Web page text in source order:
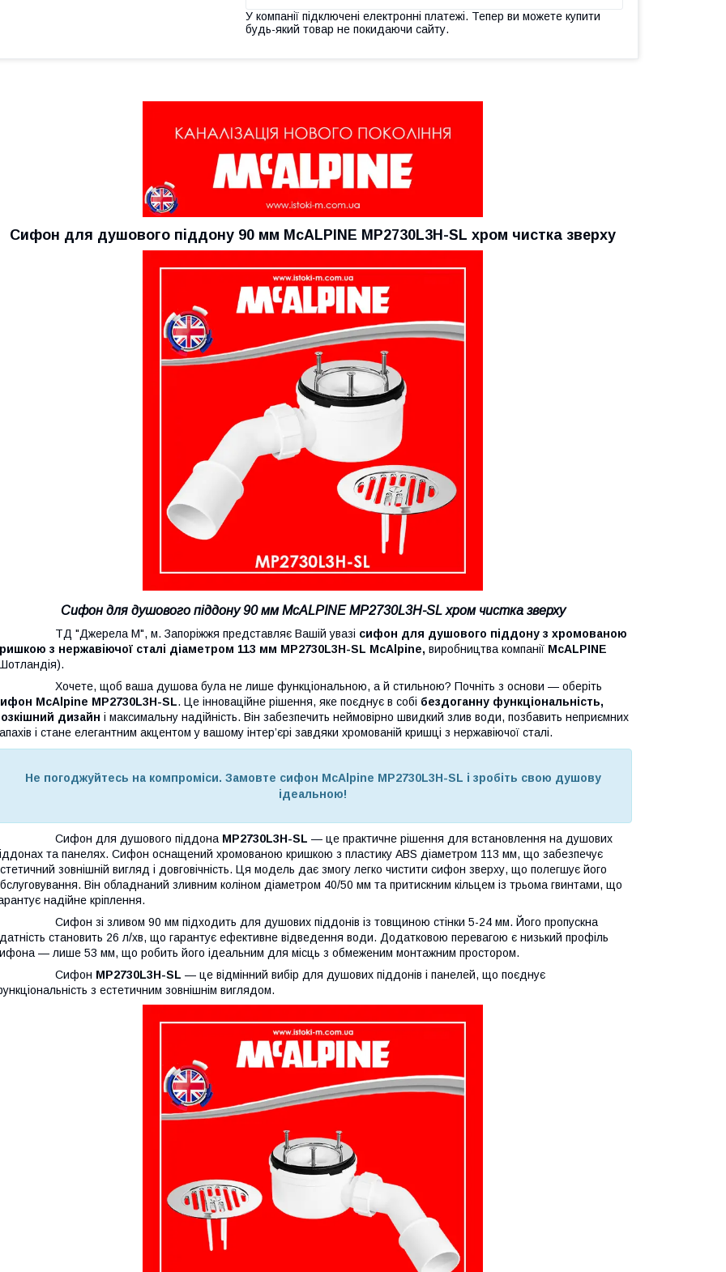
У компанії підключені електронні платежі. Тепер ви можете купити
будь-який товар не покидаючи сайту.
Сифон для душового піддону 90 мм McALPINE MP2730L3H-SL хром чистка зверху
Сифон для душового піддону 90 мм McALPINE MP2730L3H-SL хром чистка зверху
"Джерела М", м. Запоріжжя представляє Вашій увазі сифон для душового піддону з хромованою
з нержавіючої сталі діаметром 113 мм MP2730L3H-SL McAlpine, виробництва компанії McALPINE
щоб ваша душова була не лише функціональною, а й стильною? Почніть з основи — оберіть
McAlpine MP2730L3H-SL. Це інноваційне рішення, яке поєднує в собі бездоганну функціональність,
дизайн і максимальну надійність. Він забезпечить неймовірно швидкий злив води, позбавить неприємних
і стане елегантним акцентом у вашому інтер’єрі завдяки хромованій кришці з нержавіючої сталі.
Не погоджуйтесь на компроміси. Замовте сифон McAlpine MP2730L3H-SL і зробіть свою душову
ідеальною!
для душового піддона MP2730L3H-SL — це практичне рішення для встановлення на душових
та панелях. Сифон оснащений хромованою кришкою з пластику ABS діаметром 113 мм, що забезпечує
зовнішній вигляд і довговічність. Ця модель дає змогу легко чистити сифон зверху, що полегшує його
Він обладнаний зливним коліном діаметром 40/50 мм та притискним кільцем із трьома гвинтами, що
надійне кріплення.
зі зливом 90 мм підходить для душових піддонів із товщиною стінки 5-24 мм. Його пропускна
становить 26 л/хв, що гарантує ефективне відведення води. Додатковою перевагою є низький профіль
— лише 53 мм, що робить його ідеальним для місць з обмеженим монтажним простором.
MP2730L3H-SL — це відмінний вибір для душових піддонів і панелей, що поєднує
з естетичним зовнішнім виглядом.